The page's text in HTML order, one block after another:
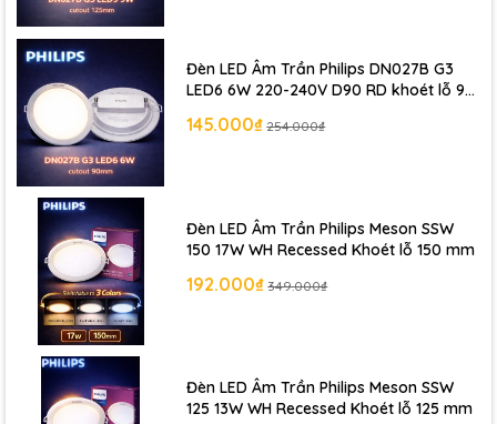
Chính Hãngkhác !
Đèn LED Âm Trần Philips DN027B G3
LED6 6W 220-240V D90 RD khoét lỗ 90
145.000₫ 254.000₫
Đèn LED Âm Trần Philips Meson SSW
150 17W WH Recessed Khoét lỗ 150 mm
192.000₫ 349.000₫
Đèn LED Âm Trần Philips Meson SSW
125 13W WH Recessed Khoét lỗ 125 mm